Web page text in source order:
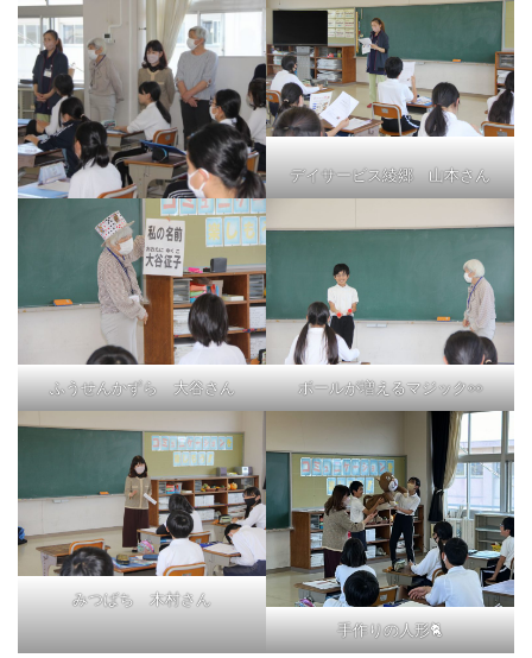
デイサービス綾郷 山本さん
ふうせんかずら 大谷さん ボールが増えるマジック👀
みつばち 木村さん
手作りの人形🐈